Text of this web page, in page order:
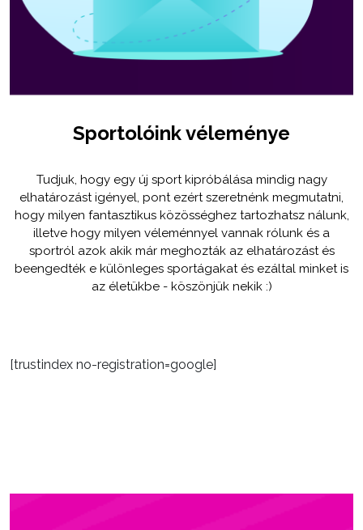
Sportolóink véleménye
Tudjuk, hogy egy új sport kipróbálása mindig nagy
elhatározást igényel, pont ezért szeretnénk megmutatni,
hogy milyen fantasztikus közösséghez tartozhatsz nálunk,
illetve hogy milyen véleménnyel vannak rólunk és a
sportról azok akik már meghozták az elhatározást és
beengedték e különleges sportágakat és ezáltal minket is
az életükbe - köszönjük nekik :)
[trustindex no-registration=google]